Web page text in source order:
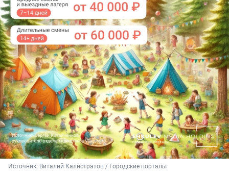
Источник: Виталий Калистратов / Городские порталы